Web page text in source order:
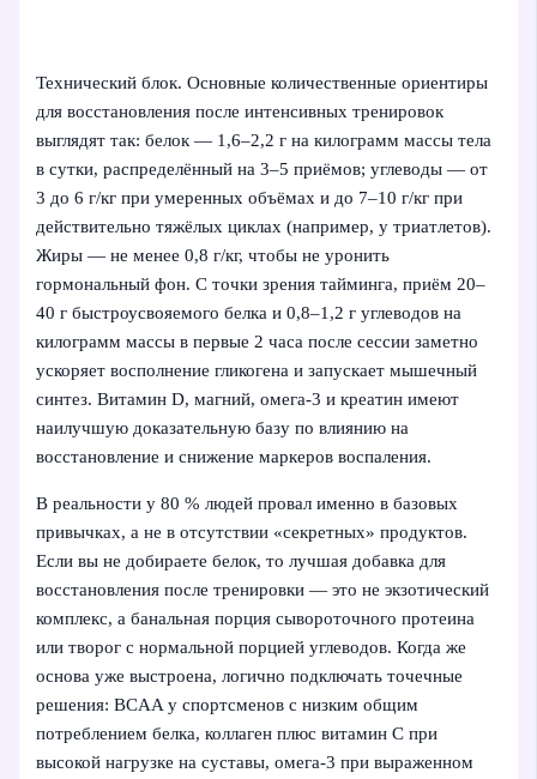
Технический блок. Основные количественные ориентиры
для восстановления после интенсивных тренировок
выглядят так: белок — 1,6–2,2 г на килограмм массы тела
в сутки, распределённый на 3–5 приёмов; углеводы — от
3 до 6 г/кг при умеренных объёмах и до 7–10 г/кг при
действительно тяжёлых циклах (например, у триатлетов).
Жиры — не менее 0,8 г/кг, чтобы не уронить
гормональный фон. С точки зрения тайминга, приём 20–
40 г быстроусвояемого белка и 0,8–1,2 г углеводов на
килограмм массы в первые 2 часа после сессии заметно
ускоряет восполнение гликогена и запускает мышечный
синтез. Витамин D, магний, омега‑3 и креатин имеют
наилучшую доказательную базу по влиянию на
восстановление и снижение маркеров воспаления.
В реальности у 80 % людей провал именно в базовых
привычках, а не в отсутствии «секретных» продуктов.
Если вы не добираете белок, то лучшая добавка для
восстановления после тренировки — это не экзотический
комплекс, а банальная порция сывороточного протеина
или творог с нормальной порцией углеводов. Когда же
основа уже выстроена, логично подключать точечные
решения: BCAA у спортсменов с низким общим
потреблением белка, коллаген плюс витамин C при
высокой нагрузке на суставы, омега‑3 при выраженном